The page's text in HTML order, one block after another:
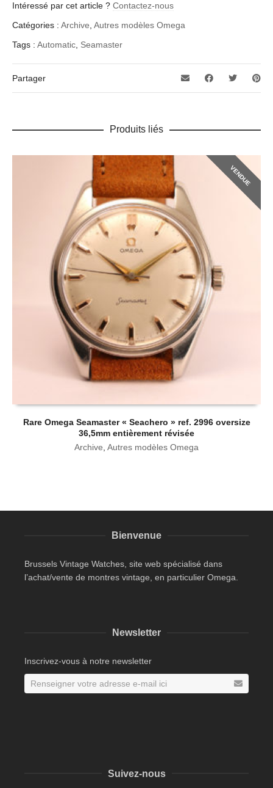
Intéressé par cet article ? Contactez-nous
Catégories : Archive, Autres modèles Omega
Tags : Automatic, Seamaster
Partager
Produits liés
VENDUE
Rare Omega Seamaster « Seachero » ref. 2996 oversize
36,5mm entièrement révisée
Archive, Autres modèles Omega
Bienvenue
Brussels Vintage Watches, site web spécialisé dans
l’achat/vente de montres vintage, en particulier Omega.
Newsletter
Inscrivez-vous à notre newsletter
Suivez-nous